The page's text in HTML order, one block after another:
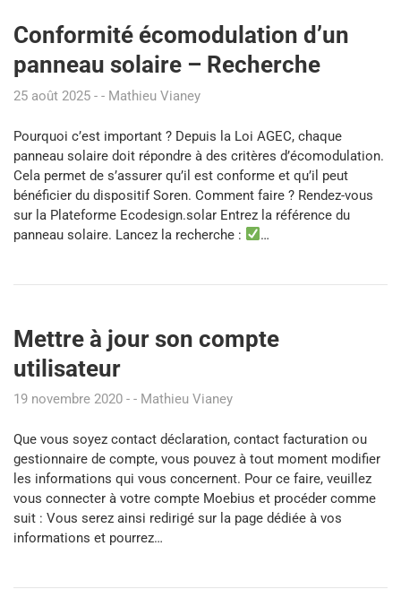
Conformité écomodulation d’un
panneau solaire – Recherche
25 août 2025 Mathieu Vianey
Pourquoi c’est important ? Depuis la Loi AGEC, chaque
panneau solaire doit répondre à des critères d’écomodulation.
Cela permet de s’assurer qu’il est conforme et qu’il peut
bénéficier du dispositif Soren. Comment faire ? Rendez-vous
sur la Plateforme Ecodesign.solar Entrez la référence du
panneau solaire. Lancez la recherche :
…
Mettre à jour son compte
utilisateur
19 novembre 2020 Mathieu Vianey
Que vous soyez contact déclaration, contact facturation ou
gestionnaire de compte, vous pouvez à tout moment modifier
les informations qui vous concernent. Pour ce faire, veuillez
vous connecter à votre compte Moebius et procéder comme
suit : Vous serez ainsi redirigé sur la page dédiée à vos
informations et pourrez…